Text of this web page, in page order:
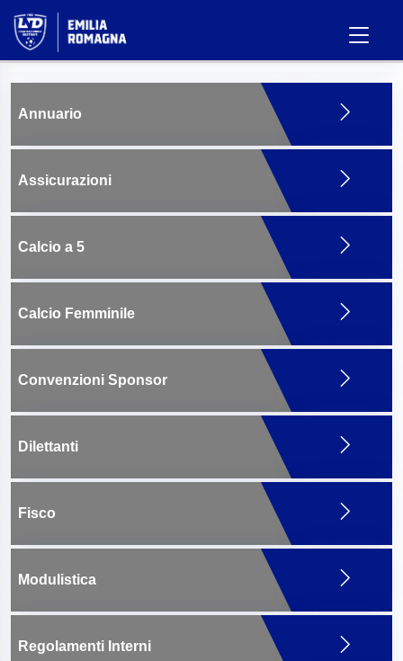
Annuario
Assicurazioni
Calcio a 5
Calcio Femminile
Convenzioni Sponsor
Dilettanti
Fisco
Modulistica
Regolamenti Interni